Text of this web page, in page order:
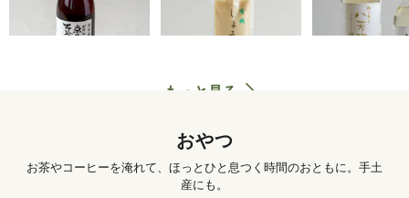
プ）365ml
もっと見る
おやつ
お茶やコーヒーを淹れて、ほっとひと息つく時間のおともに。手土
産にも。